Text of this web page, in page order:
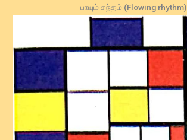
பாயும் சந்தம் (Flowing rhythm)